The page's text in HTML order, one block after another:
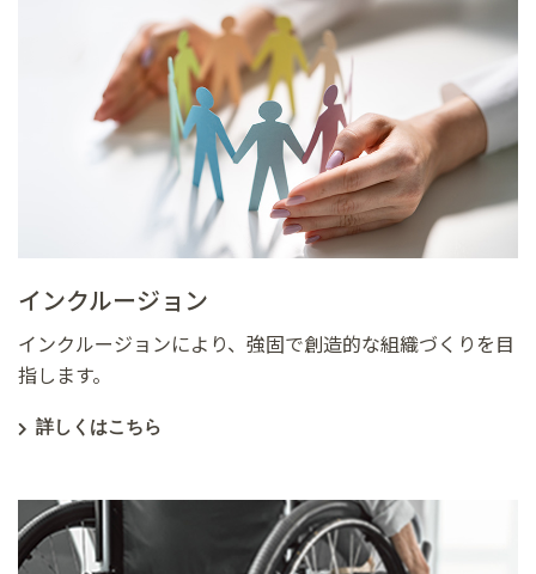
インクルージョン
インクルージョンにより、強固で創造的な組織づくりを目
指します。
詳しくはこちら